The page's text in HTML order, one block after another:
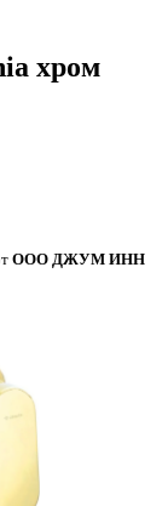
хром
ООО ДЖУМ ИНН